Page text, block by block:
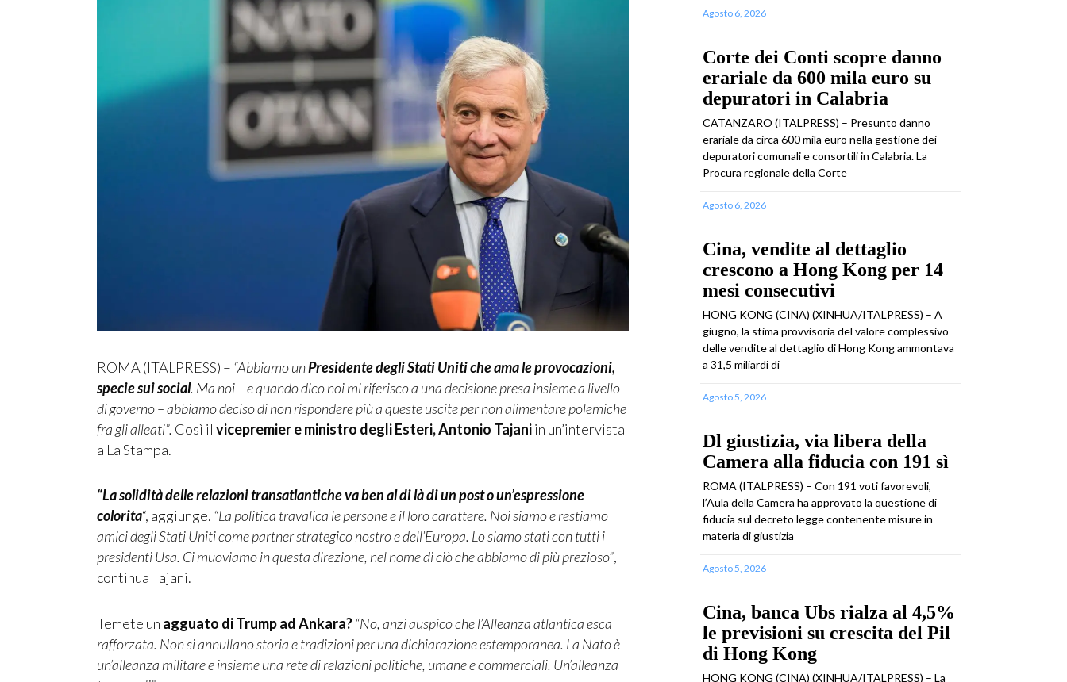
ROMA (ITALPRESS) – “Abbiamo unPresidente degli Stati Uniti che ama le provocazioni,
specie sui social. Ma noi – e quando dico noi mi riferisco a una decisione presa insieme a livello
di governo – abbiamo deciso di non rispondere più a queste uscite per non alimentare polemiche
fra gli alleati”. Così il vicepremier e ministro degli Esteri, Antonio Tajaniin un’intervista
a La Stampa.
“La solidità delle relazioni transatlantiche va ben al di là di un post o un’espressione
colorita“, aggiunge. “La politica travalica le persone e il loro carattere. Noi siamo e restiamo
amici degli Stati Uniti come partner strategico nostro e dell’Europa. Lo siamo stati con tutti i
presidenti Usa. Ci muoviamo in questa direzione, nel nome di ciò che abbiamo di più prezioso”,
continua Tajani.
Temete un agguato di Trump ad Ankara?“No, anzi auspico che l’Alleanza atlantica esca
rafforzata. Non si annullano storia e tradizioni per una dichiarazione estemporanea. La Nato è
un’alleanza militare e insieme una rete di relazioni politiche, umane e commerciali. Un’alleanza
Agosto 6, 2026
Corte dei Conti scopre danno
erariale da 600 mila euro su
depuratori in Calabria
CATANZARO (ITALPRESS) – Presunto danno
erariale da circa 600 mila euro nella gestione dei
depuratori comunali e consortili in Calabria. La
Procura regionale della Corte
Agosto 6, 2026
Cina, vendite al dettaglio
crescono a Hong Kong per 14
mesi consecutivi
HONG KONG (CINA) (XINHUA/ITALPRESS) – A
giugno, la stima provvisoria del valore complessivo
delle vendite al dettaglio di Hong Kong ammontava
a 31,5 miliardi di
Agosto 5, 2026
Dl giustizia, via libera della
Camera alla fiducia con 191 sì
ROMA (ITALPRESS) – Con 191 voti favorevoli,
l’Aula della Camera ha approvato la questione di
fiducia sul decreto legge contenente misure in
materia di giustizia
Agosto 5, 2026
Cina, banca Ubs rialza al 4,5%
le previsioni su crescita del Pil
di Hong Kong
HONG KONG (CINA) (XINHUA/ITALPRESS) – La